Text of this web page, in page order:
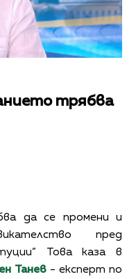
трябва
да се промени и
пред
Това каза в
Танев- експерт по